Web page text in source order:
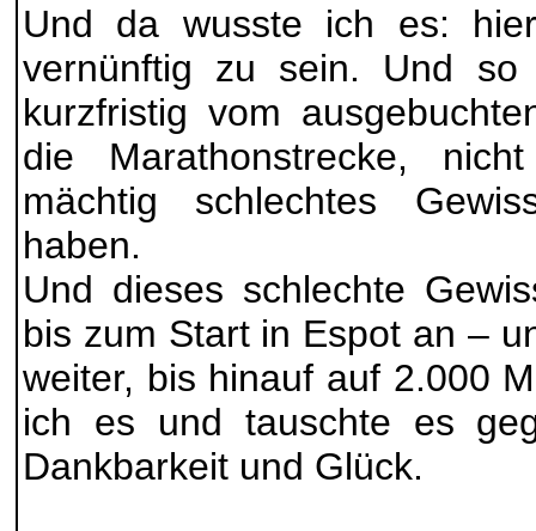
Und da wusste ich es:
vernünftig zu sein. Und so
kurzfristig vom
die Marathonstrecke,
mächtig schlechtes
haben.
Und dieses schlechte
bis zum Start in Espot an –
weiter, bis hinauf auf 2.000
ich es und tauschte es
Dankbarkeit und Glück.